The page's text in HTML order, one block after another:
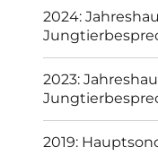
2024:
2023:
2019: